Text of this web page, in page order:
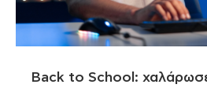
Back to School: